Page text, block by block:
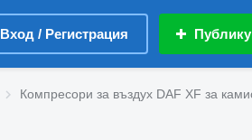
Вход / Регистрация
Компресори за въздух DAF XF за